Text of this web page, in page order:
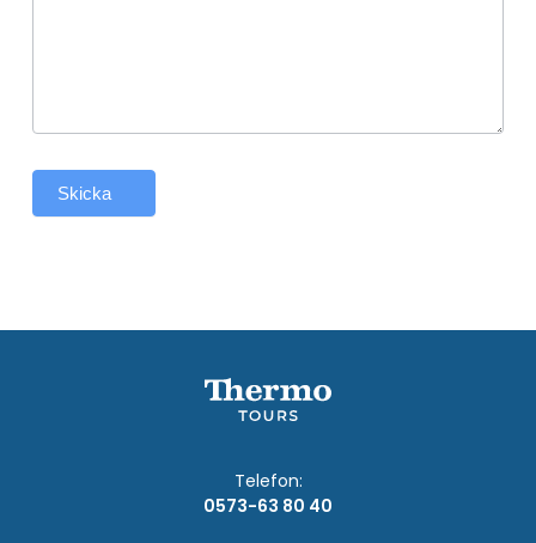
Skicka
Telefon:
0573-63 80 40